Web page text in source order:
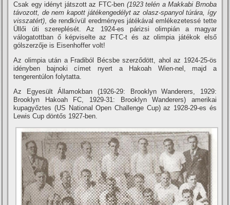
Csak egy idényt játszott az FTC-ben (1923 telén a Makkabi Brnoba
távozott, de nem kapott játékengedélyt az olasz-spanyol túrára, í­gy
visszatért), de rendkí­vül eredményes játékával emlékezetessé tette
Üllői úti szereplését. Az 1924-es párizsi olimpián a magyar
válogatottban ő képviselte az FTC-t és az olimpia játékok első
gólszerzője is Eisenhoffer volt!
Az olimpia után a Fradiból Bécsbe szerződött, ahol az 1924-25-ös
idényben bajnoki cí­met nyert a Hakoah Wien-nel, majd a
tengerentúlon folytatta.
Az Egyesült Államokban (1926-29: Brooklyn Wanderers, 1929:
Brooklyn Hakoah FC, 1929-31: Brooklyn Wanderers) amerikai
kupagyőztes (US National Open Challenge Cup) az 1928-29-es és
Lewis Cup döntős 1927-ben.